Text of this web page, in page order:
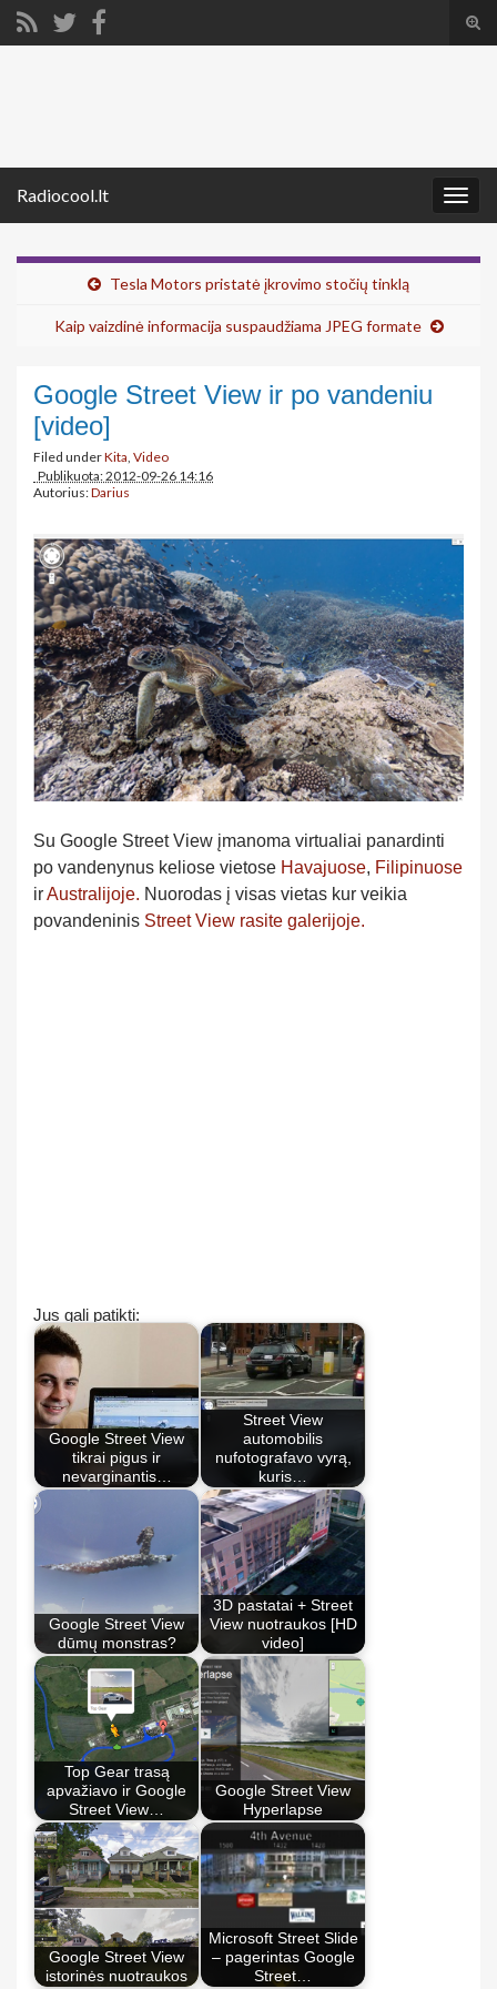
Radiocool.lt
Tesla Motors pristatė įkrovimo stočių tinklą
Kaip vaizdinė informacija suspaudžiama JPEG formate
Google Street View ir po vandeniu
[video]
Filed underKita, Video
Publikuota: 2012-09-26 14:16
Autorius:Darius
Su Google Street View įmanoma virtualiai panardinti
po vandenynus keliose vietose Havajuose, Filipinuose
irAustralijoje. Nuorodas į visas vietas kur veikia
povandeninis Street View rasite galerijoje.
Jus gali patikti:
Google Street View
tikrai pigus ir
nevarginantis…
Street View
automobilis
nufotografavo vyrą,
kuris…
Google Street View
dūmų monstras?
3D pastatai + Street
View nuotraukos [HD
video]
Top Gear trasą
apvažiavo ir Google
Street View…
Google Street View
Hyperlapse
Google Street View
istorinės nuotraukos
Microsoft Street Slide
– pagerintas Google
Street…